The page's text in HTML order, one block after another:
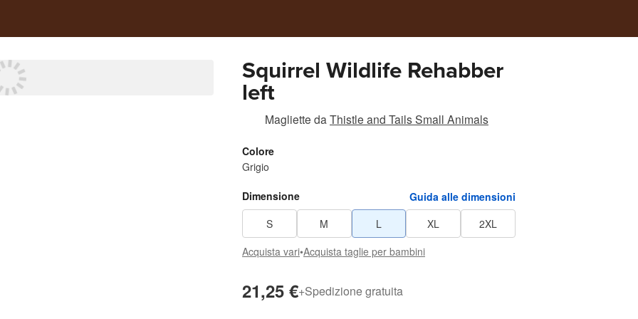
Squirrel Wildlife Rehabber
left
Magliette da Thistle and Tails Small Animals
Colore
Grigio
Dimensione
Guida alle dimensioni
S
M L XL
2XL
Acquista vari•Acquista taglie per bambini
21,25 €+Spedizione gratuita